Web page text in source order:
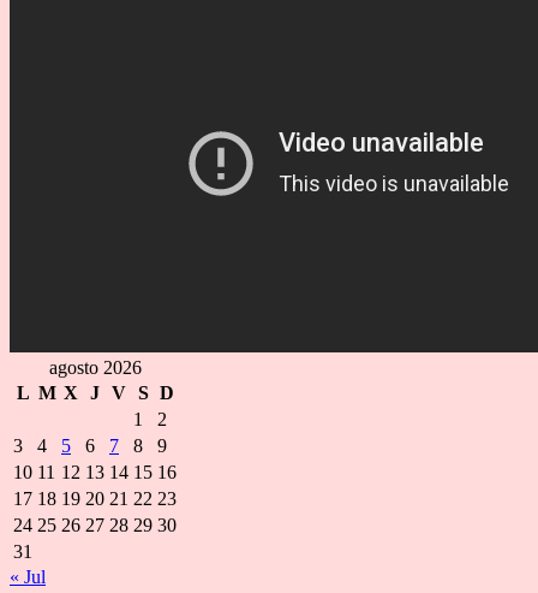
agosto 2026
L M X J V S D
1
2
3
4 5 6 7 8
9
10 11 12 13 14 15 16
17 18 19 20 21 22 23
24 25 26 27 28 29 30
31
« Jul